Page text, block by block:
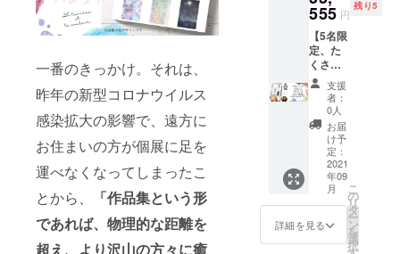
一番のきっかけ。それは、
昨年の新型コロナウイルス
感染拡大の影響で、遠方に
お住まいの方が個展に足を
運べなくなってしまったこ
とから、
「作品集という形
であれば、物理的な距離を
超え、より沢山の方々に癒
は確定
次第
メール
にてご
連絡し
ます。
※Prius
Shotaの
会場へ
の交通
費は支
援金額
に含ま
れてい
ます。
※支援者
の交通
費や宿
定、
メール
アドレ
スにご
連絡い
たしま
す。
special
gift④ =
作品集
巻末
に、あ
なたの
お名前
いたし
ます。
使った
作品集
掲載作
品の解
説をさ
せてい
ただき
ます。
90分間
内で話
せる範
囲まで
語りま
もでき
ます。
など備
考欄に
必ず敬
称付き
でご記
入くだ
さい。
宛名の
いらな
い場合
は「宛
名な
し」と
ご記入
い。
special
お名前
+specia
l gift⑤
卓上
フォト
アクリ
ル作品
【A5サ
イズ】
==リ
ターン
の説明
インの
宛名を
【例え
ば、子
どもた
ちがい
る施設
や老人
ホーム
など、
沢山の
方々に
癒しの
作品集
をお届
けした
い！と
いう方
555 円
残り5
【5名限
定、た
くさん
応援し
たい方
向け】
本１冊
+購入者
のお名
前と著
者のサ
イン入
り
+specia
l gift①
支援
者：
0人
お届
け予
定：
2021
年09
月
詳細を見る
こ
の
リ
タ
ー
ン
を
選
択